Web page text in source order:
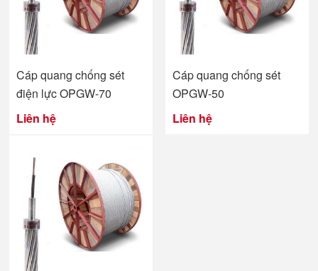
Cáp quang chống sét
điện lực OPGW-70
Liên hệ
Cáp quang chống sét
OPGW-50
Liên hệ